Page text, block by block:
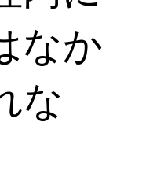
なか
な